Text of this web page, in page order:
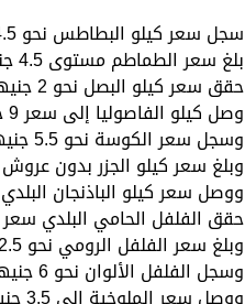
سجل سعر كيلو البطاطس نحو 4.5 جنيه.
بلغ سعر الطماطم مستوى 4.5 جنيه للكيلو.
حقق سعر كيلو البصل نحو 2 جنيهات.
وصل كيلو الفاصوليا إلى سعر 9 جنيهات للكيلو.
وسجل سعر الكوسة نحو 5.5 جنيهات للكيلو.
وبلغ سعر كيلو الجزر بدون عروش
ووصل سعر كيلو الباذنجان البلدي إلى
حقق الفلفل الحامي البلدي سعر 3.5
وبلغ سعر الفلفل الرومي نحو 2.5 جنيها للكيلو الواحد.
وسجل الفلفل الألوان نحو 6 جنيهات للكيلو الواحد.